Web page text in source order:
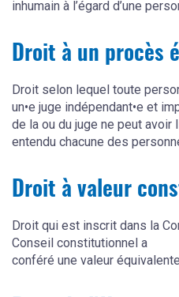
inhumain à l’égard d’une
Droit à un procès
Droit selon lequel toute
un•e juge indépendant•e et
de la ou du juge ne peut avoir
entendu chacune des
Droit à valeur
Droit qui est inscrit dans la
Conseil constitutionnel a
conféré une valeur